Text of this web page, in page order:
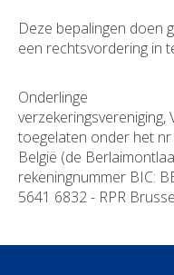
Deze bepalingen doen
een rechtsvordering in
Onderlinge
toegelaten onder het
België (de
rekeningnummer BIC:
5641 6832 - RPR